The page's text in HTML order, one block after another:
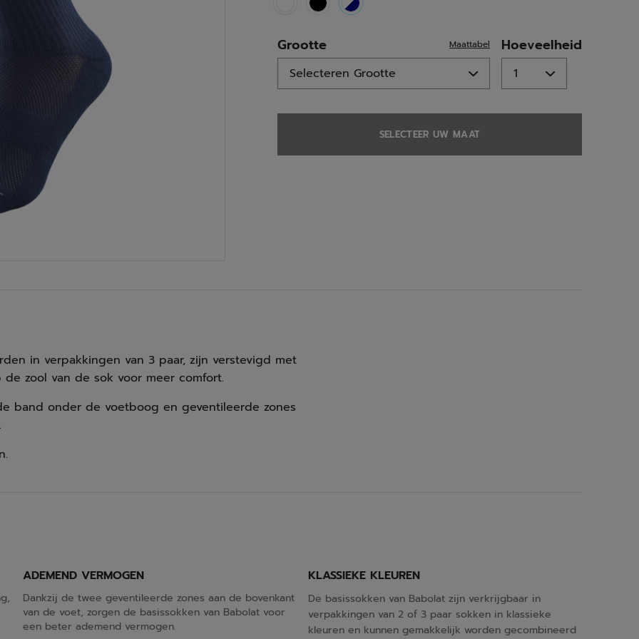
selected
Grootte Maattabel Hoeveelheid
SELECTEER UW MAAT
in verpakkingen van 3 paar, zijn verstevigd met
zool van de sok voor meer comfort.
band onder de voetboog en geventileerde zones
ADEMEND VERMOGEN
Dankzij de twee geventileerde zones aan de bovenkant
van de voet, zorgen de basissokken van Babolat voor
een beter ademend vermogen.
KLASSIEKE KLEUREN
De basissokken van Babolat zijn verkrijgbaar in
verpakkingen van 2 of 3 paar sokken in klassieke
kleuren en kunnen gemakkelijk worden gecombineerd